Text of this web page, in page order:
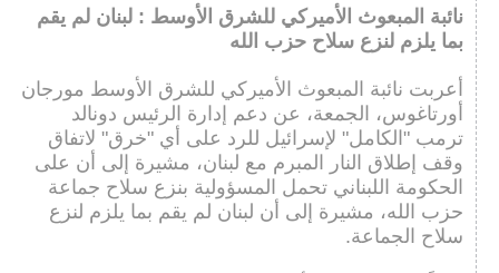
نائبة المبعوث الأميركي للشرق الأوسط : لبنان لم يقم
بما يلزم لنزع سلاح حزب الله
أعربت نائبة المبعوث الأميركي للشرق الأوسط مورجان
أورتاغوس، الجمعة، عن دعم إدارة الرئيس دونالد
ترمب "الكامل" لإسرائيل للرد على أي "خرق" لاتفاق
وقف إطلاق النار المبرم مع لبنان، مشيرة إلى أن على
الحكومة اللبناني تحمل المسؤولية بنزع سلاح جماعة
حزب الله، مشيرة إلى أن لبنان لم يقم بما يلزم لنزع
سلاح الجماعة.